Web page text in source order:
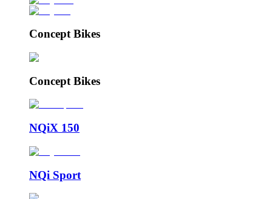
Concept Bikes
Concept Bikes
NQiX 150
NQi Sport